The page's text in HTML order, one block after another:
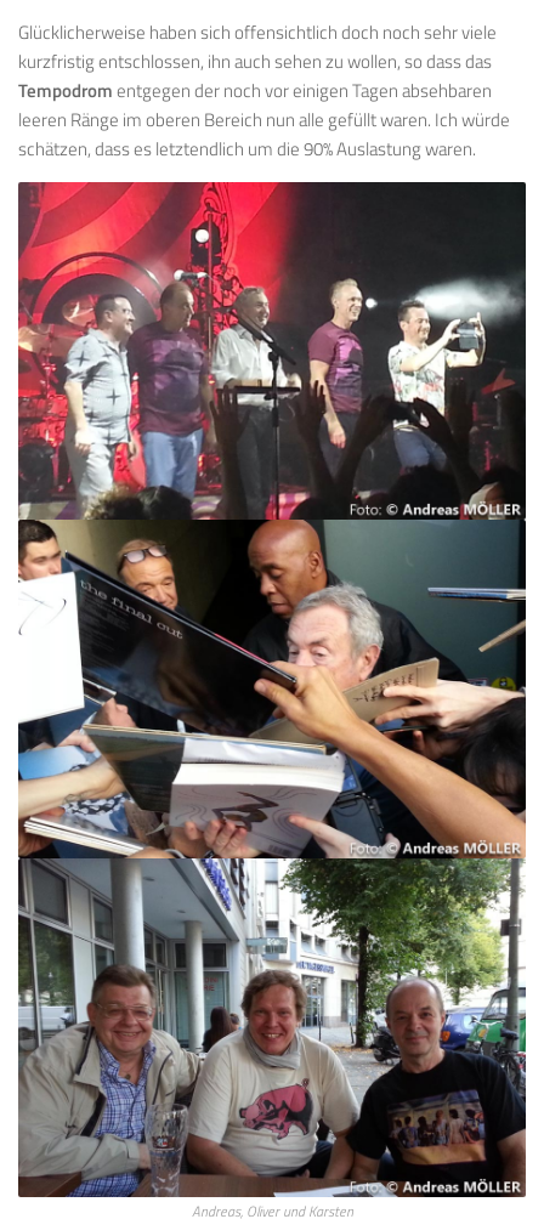
Glücklicherweise haben sich offensichtlich doch noch sehr viele
kurzfristig entschlossen, ihn auch sehen zu wollen, so dass das
Tempodromentgegen der noch vor einigen Tagen absehbaren
leeren Ränge im oberen Bereich nun alle gefüllt waren. Ich würde
schätzen, dass es letztendlich um die 90% Auslastung waren.
Andreas, Oliver und Karsten